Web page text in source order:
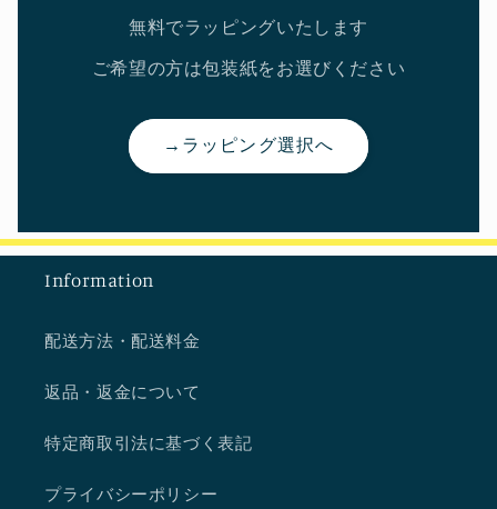
無料でラッピングいたします
ご希望の方は包装紙をお選びください
→ラッピング選択へ
Information
配送方法・配送料金
返品・返金について
特定商取引法に基づく表記
プライバシーポリシー